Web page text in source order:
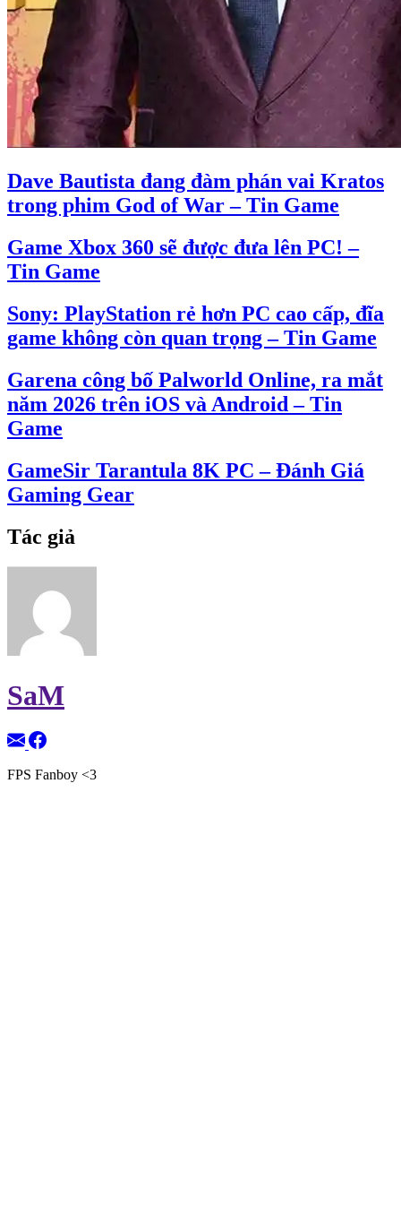
Dave Bautista đang đàm phán vai Kratos
trong phim God of War – Tin Game
Game Xbox 360 sẽ được đưa lên PC! –
Tin Game
Sony: PlayStation rẻ hơn PC cao cấp, đĩa
game không còn quan trọng – Tin Game
Garena công bố Palworld Online, ra mắt
năm 2026 trên iOS và Android – Tin
Game
GameSir Tarantula 8K PC – Đánh Giá
Gaming Gear
Tác giả
SaM
FPS Fanboy <3